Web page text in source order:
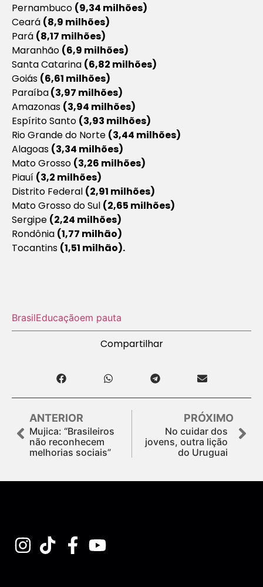
Pernambuco (9,34 milhões)
Ceará (8,9 milhões)
Pará (8,17 milhões)
Maranhão (6,9 milhões)
Santa Catarina (6,82 milhões)
Goiás (6,61 milhões)
Paraíba(3,97 milhões)
Amazonas (3,94 milhões)
Espírito Santo (3,93 milhões)
Rio Grande do Norte (3,44 milhões)
Alagoas (3,34 milhões)
Mato Grosso (3,26 milhões)
Piauí (3,2 milhões)
Distrito Federal (2,91 milhões)
Mato Grosso do Sul (2,65 milhões)
Sergipe (2,24 milhões)
Rondônia (1,77 milhão)
Tocantins (1,51 milhão).
BrasilEducaçãoem pauta
Compartilhar
ANTERIOR
Mujica: “Brasileiros
não reconhecem
melhorias sociais”
PRÓXIMO
No cuidar dos
jovens, outra lição
do Uruguai